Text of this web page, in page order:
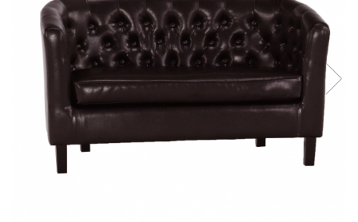
Rafturi/ etajere carti
Scaune living/dining
Set mobilier Living
Seturi masa +scaune dining
Tabureti
Bucatarie
Suporturi si tavi